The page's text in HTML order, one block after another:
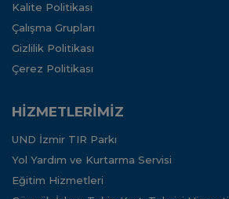
Kalite Politikası
Çalışma Grupları
Gizlilik Politikası
Çerez Politikası
HİZMETLERİMİZ
UND İzmir TIR Parkı
Yol Yardım ve Kurtarma Servisi
Eğitim Hizmetleri